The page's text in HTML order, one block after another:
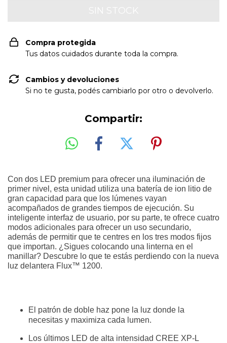
Compra protegida
Tus datos cuidados durante toda la compra.
Cambios y devoluciones
Si no te gusta, podés cambiarlo por otro o devolverlo.
Compartir:
Con dos LED premium para ofrecer una iluminación de
primer nivel, esta unidad utiliza una batería de ion litio de
gran capacidad para que los lúmenes vayan
acompañados de grandes tiempos de ejecución. Su
inteligente interfaz de usuario, por su parte, te ofrece cuatro
modos adicionales para ofrecer un uso secundario,
además de permitir que te centres en los tres modos fijos
que importan. ¿Sigues colocando una linterna en el
manillar? Descubre lo que te estás perdiendo con la nueva
luz delantera Flux™ 1200.
El patrón de doble haz pone la luz donde la
necesitas y maximiza cada lumen.
Los últimos LED de alta intensidad CREE XP-L